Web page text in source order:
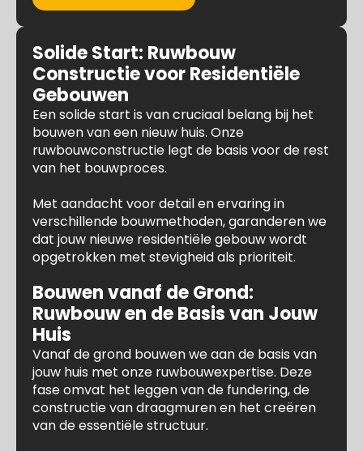
Solide Start: Ruwbouw
Constructie voor Residentiële
Gebouwen
Een solide start is van cruciaal belang bij het
bouwen van een nieuw huis. Onze
ruwbouwconstructie legt de basis voor de rest
van het bouwproces.
Met aandacht voor detail en ervaring in
verschillende bouwmethoden, garanderen we
dat jouw nieuwe residentiële gebouw wordt
opgetrokken met stevigheid als prioriteit.
Bouwen vanaf de Grond:
Ruwbouw en de Basis van Jouw
Huis
Vanaf de grond bouwen we aan de basis van
jouw huis met onze ruwbouwexpertise. Deze
fase omvat het leggen van de fundering, de
constructie van draagmuren en het creëren
van de essentiële structuur.